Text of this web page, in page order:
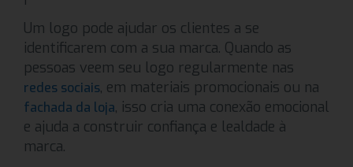
Um logo pode ajudar os clientes a se
identificarem com a sua marca. Quando as
pessoas veem seu logo regularmente nas
redes sociais, em materiais promocionais ou na
fachada da loja, isso cria uma conexão emocional
e ajuda a construir confiança e lealdade à
marca.